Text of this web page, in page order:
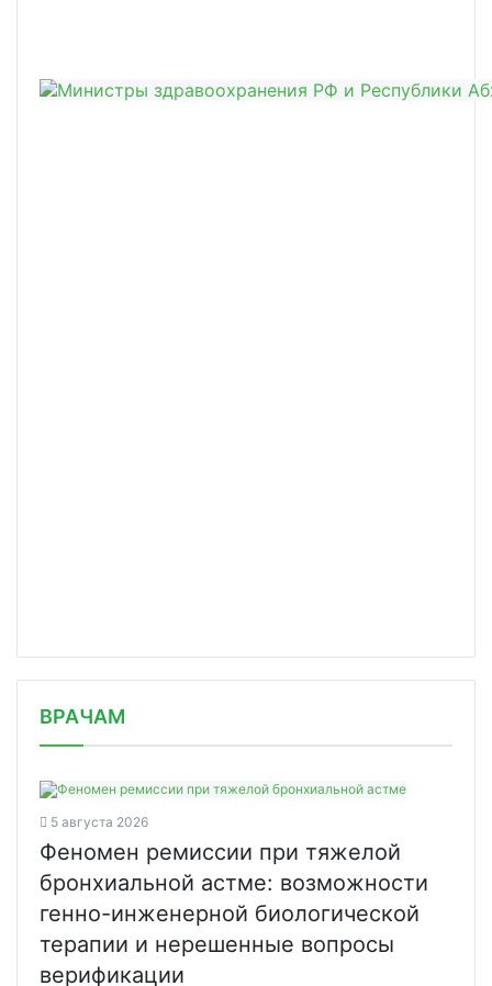
ВРАЧАМ
5 августа 2026
Феномен ремиссии при тяжелой
бронхиальной астме: возможности
генно-инженерной биологической
терапии и нерешенные вопросы
верификации